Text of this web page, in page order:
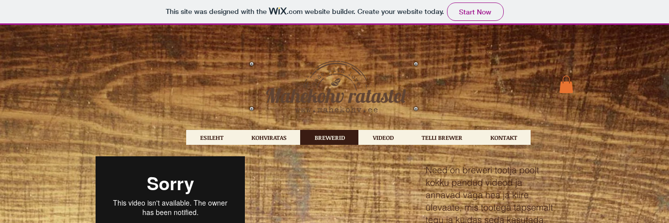
This site was designed with the .comwebsite builder. Create your website today. Start Now
ESILEHT KOHVIRATAS BREWERID VIDEOD TELLI BREWER KONTAKT
Need on breweri tootja poolt
kokku pandud videod ja
annavad väga hea ja kiire
ülevaate, mis tootega täpsemalt
tegu ja kuidas seda kasutada.